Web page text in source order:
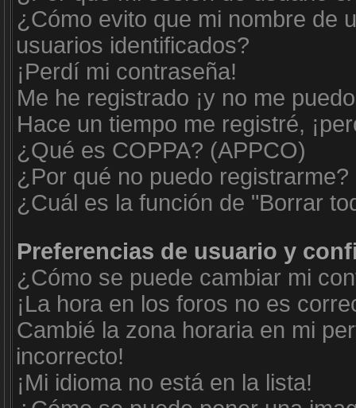
¿Cómo evito que mi nombre de
usuarios identificados?
¡Perdí mi contraseña!
Me he registrado ¡y no me
Hace un tiempo me registré,
¿Qué es COPPA? (APPCO)
¿Por qué no puedo registrarme?
¿Cuál es la función de "Borrar
Preferencias de usuario y
¿Cómo se puede cambiar mi
¡La hora en los foros no es
Cambié la zona horaria en mi
incorrecto!
¡Mi idioma no está en la lista!